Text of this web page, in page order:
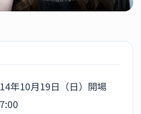
年10月19日（日）開場